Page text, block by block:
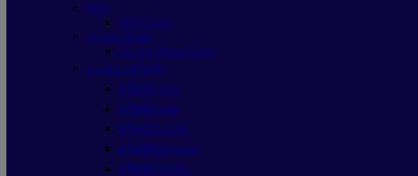
SFP
SFP Cisco
Access Point
Access Point Cisco
Switch (สวิตช์)
สวิตช์Cisco
สวิตช์Glink
สวิตซ์D-Link
สวิตซ์Hikvision
สวิตซ์ZyXEL